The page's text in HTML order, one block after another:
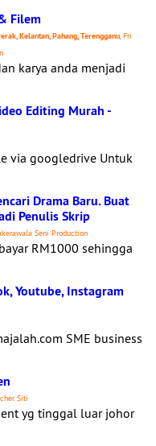
Filem
Kelantan, Pahang, Terengganu, Fri
karya anda menjadi
Editing Murah -
via googledrive Untuk
Drama Baru. Buat
Penulis Skrip
Seni Production
RM1000 sehingga
Youtube, Instagram
SME business
Siti
yg tinggal luar johor